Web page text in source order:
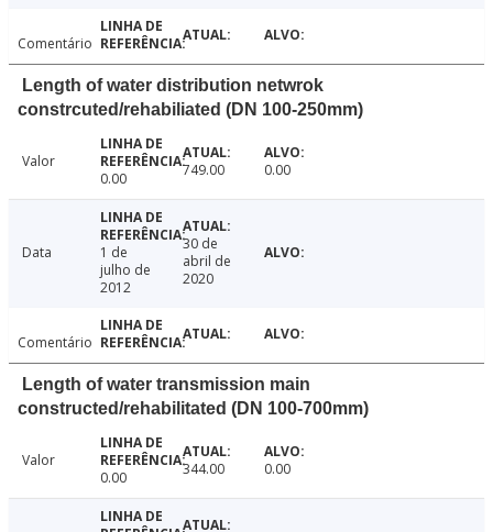
Comentário
Length of water distribution netwrok
constrcuted/rehabiliated (DN 100-250mm)
Valor
0.00
749.00 0.00
Data
1 de
julho de
2012
30 de
abril de
2020
Comentário
Length of water transmission main
constructed/rehabilitated (DN 100-700mm)
Valor
0.00
344.00 0.00